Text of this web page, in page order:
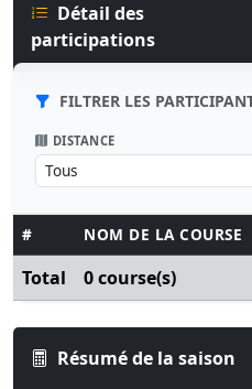
Détail des
participations
FILTRER LES
DISTANCE
# NOM DE LA COURSE
Total 0 course(s)
Résumé de la saison